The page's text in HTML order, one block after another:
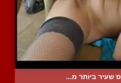
שעיר ביותר מ...